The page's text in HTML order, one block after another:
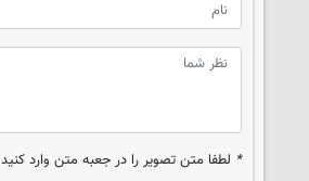
* لطفا متن تصویر را در جعبه متن وارد کنید